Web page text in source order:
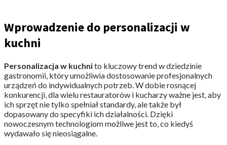
Wprowadzenie do personalizacji w
kuchni
Personalizacja w kuchnito kluczowy trend w dziedzinie
gastronomii, który umożliwia dostosowanie profesjonalnych
urządzeń do indywidualnych potrzeb. W dobie rosnącej
konkurencji, dla wielu restauratorów i kucharzy ważne jest, aby
ich sprzęt nie tylko spełniał standardy, ale także był
dopasowany do specyfiki ich działalności. Dzięki
nowoczesnym technologiom możliwe jest to, co kiedyś
wydawało się nieosiągalne.